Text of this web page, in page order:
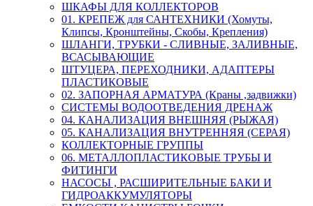
ШКАФЫ ДЛЯ КОЛЛЕКТОРОВ
01. КРЕПЕЖ для САНТЕХНИКИ (Хомуты,
Клипсы, Кронштейны, Скобы, Крепления)
ШЛАНГИ, ТРУБКИ - СЛИВНЫЕ, ЗАЛИВНЫЕ,
ВСАСЫВАЮЩИЕ
ШТУЦЕРА, ПЕРЕХОДНИКИ, АДАПТЕРЫ
ПЛАСТИКОВЫЕ
02. ЗАПОРНАЯ АРМАТУРА (Краны ,задвижки)
СИСТЕМЫ ВОДООТВЕДЕНИЯ ДРЕНАЖ
04. КАНАЛИЗАЦИЯ ВНЕШНЯЯ (РЫЖАЯ)
05. КАНАЛИЗАЦИЯ ВНУТРЕННЯЯ (СЕРАЯ)
КОЛЛЕКТОРНЫЕ ГРУППЫ
06. МЕТАЛЛОПЛАСТИКОВЫЕ ТРУБЫ И
ФИТИНГИ
НАСОСЫ , РАСШИРИТЕЛЬНЫЕ БАКИ И
ГИДРОАККУМУЛЯТОРЫ